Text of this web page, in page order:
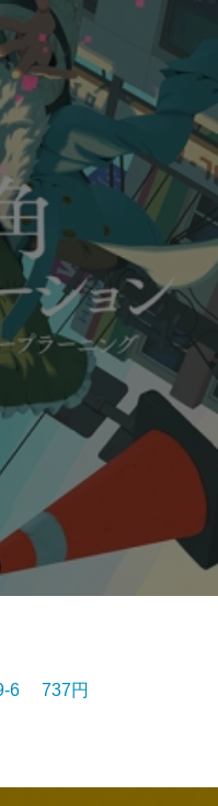
6 737円